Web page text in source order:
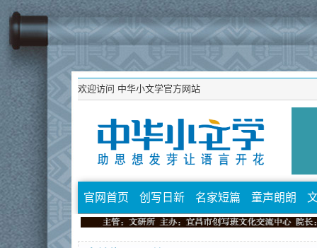
欢迎访问 中华小文学官方网站
官网首页 创写日新 名家短篇 童声朗朗